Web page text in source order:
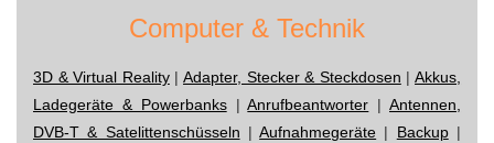
Computer & Technik
3D & Virtual Reality|Adapter, Stecker & Steckdosen |Akkus,
Ladegeräte & Powerbanks|Anrufbeantworter |Antennen,
DVB-T & Satelittenschüsseln |Aufnahmegeräte | Backup|